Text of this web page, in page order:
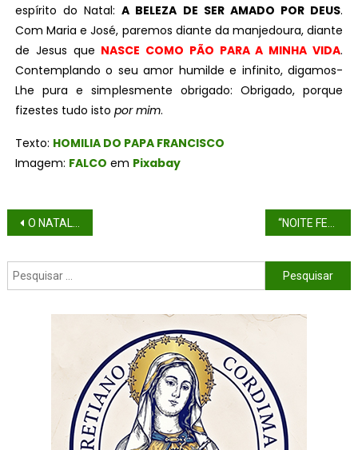
espírito do Natal:A BELEZA DE SER AMADO POR DEUS.
Com Maria e José, paremos diante da manjedoura, diante
de Jesus que NASCE COMO PÃO PARA A MINHA VIDA.
Contemplando o seu amor humilde e infinito, digamos-
Lhe pura e simplesmente obrigado: Obrigado, porque
fizestes tudo isto por mim.
Texto: HOMILIA DO PAPA FRANCISCO
Imagem: FALCO em Pixabay
O NATAL SURPREENDE: DEUS VEM CAMINHAR CONOSCO “NOITE FELIZ” EM TEMPOS DE PANDEMIA